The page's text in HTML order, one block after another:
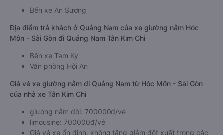
Bến xe An Sương
Địa điểm trả khách ở Quảng Nam của xe giường nằm Hóc
Môn - Sài Gòn đi Quảng Nam Tân Kim Chi
Bến xe Tam Kỳ
Văn phòng Hội An
Giá vé xe giường nằm đi Quảng Nam từ Hóc Môn - Sài Gòn
của nhà xe Tân Kim Chi
giường nằm đôi: 700000đ/vé
limousine: 700000đ/vé
Giá vé xe ổn định, không tăng giảm đột xuất trong các